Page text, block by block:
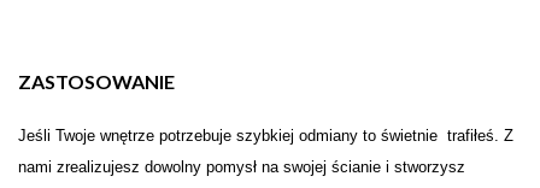
ZASTOSOWANIE
Jeś li Twoje wnętrze potrzebuje szybkiej odmiany to świetnie trafiłeś. Z
nami zrealizujesz dowolny pomysł na swojej ścianie i stworzysz